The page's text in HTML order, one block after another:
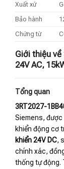
Xuất xứ
Bảo hành
Chứng từ
Giới thiệu
24V AC,
Tổng quan
3RT2027-
Siemens, được
khiển động cơ
khiển 24V DC,
chính xác,
thống tự động.